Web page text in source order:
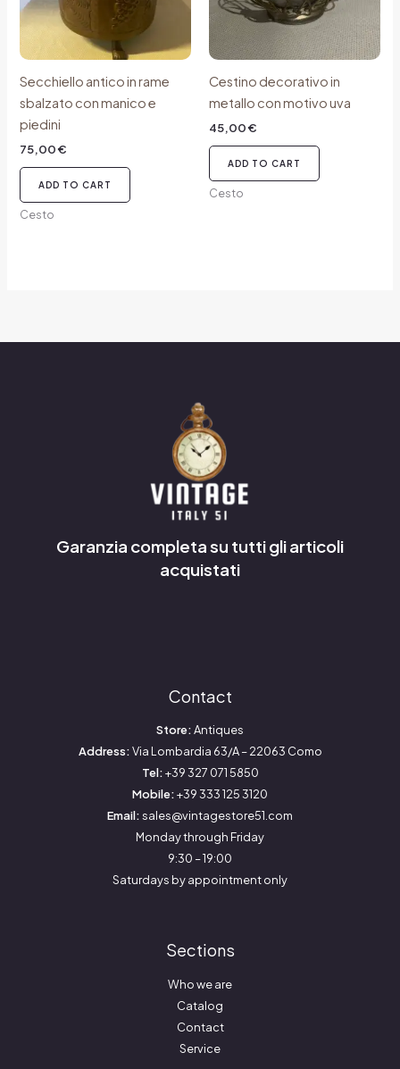
Secchiello antico in rame
sbalzato con manico e
piedini
75,00€
ADD TO CART
Cesto
Cestino decorativo in
metallo con motivo uva
45,00€
ADD TO CART
Cesto
Garanzia completa su tutti gli articoli
acquistati
Contact
Store:Antiques
Address:Via Lombardia 63/A – 22063 Como
Tel:+39 327 071 5850
Mobile:+39 333 125 3120
Email:sales@vintagestore51.com
Monday through Friday
9:30 – 19:00
Saturdays by appointment only
Sections
Who we are
Catalog
Contact
Service